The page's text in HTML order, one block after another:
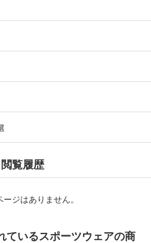
閲覧履歴
ジはありません。
ているスポーツウェアの商